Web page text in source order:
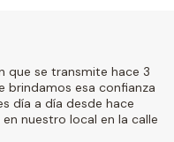
que se transmite hace 3
brindamos esa confianza
día a día desde hace
nuestro local en la calle